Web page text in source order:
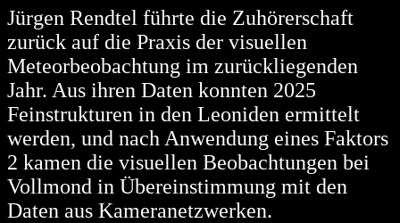
Jürgen Rendtel führte die Zuhörerschaft
zurück auf die Praxis der visuellen
Meteorbeobachtung im zurückliegenden
Jahr. Aus ihren Daten konnten 2025
Feinstrukturen in den Leoniden ermittelt
werden, und nach Anwendung eines Faktors
2 kamen die visuellen Beobachtungen bei
Vollmond in Übereinstimmung mit den
Daten aus Kameranetzwerken.